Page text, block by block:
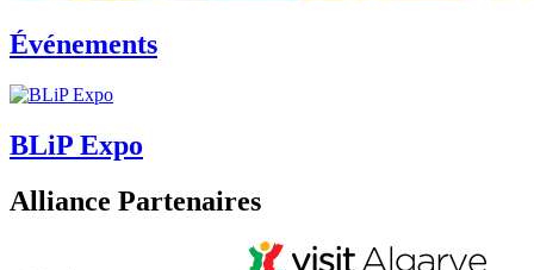
Événements
BLiP Expo
Alliance Partenaires